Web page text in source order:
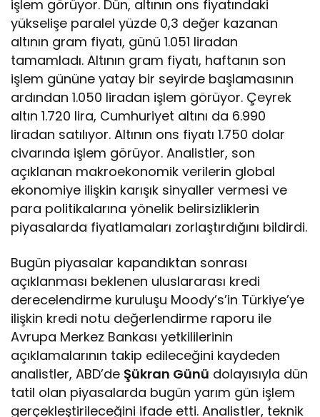
işlem görüyor. Dün, altının ons fiyatındaki
yükselişe paralel yüzde 0,3 değer kazanan
altının gram fiyatı, günü 1.051 liradan
tamamladı. Altının gram fiyatı, haftanın son
işlem gününe yatay bir seyirde başlamasının
ardından 1.050 liradan işlem görüyor. Çeyrek
altın 1.720 lira, Cumhuriyet altını da 6.990
liradan satılıyor. Altının ons fiyatı 1.750 dolar
civarında işlem görüyor. Analistler, son
açıklanan makroekonomik verilerin global
ekonomiye ilişkin karışık sinyaller vermesi ve
para politikalarına yönelik belirsizliklerin
piyasalarda fiyatlamaları zorlaştırdığını bildirdi.
Bugün piyasalar kapandıktan sonrası
açıklanması beklenen uluslararası kredi
derecelendirme kuruluşu Moody’s’in Türkiye’ye
ilişkin kredi notu değerlendirme raporu ile
Avrupa Merkez Bankası yetkililerinin
açıklamalarının takip edileceğini kaydeden
analistler, ABD’de Şükran Günü dolayısıyla dün
tatil olan piyasalarda bugün yarım gün işlem
gerçekleştirileceğini ifade etti. Analistler, teknik